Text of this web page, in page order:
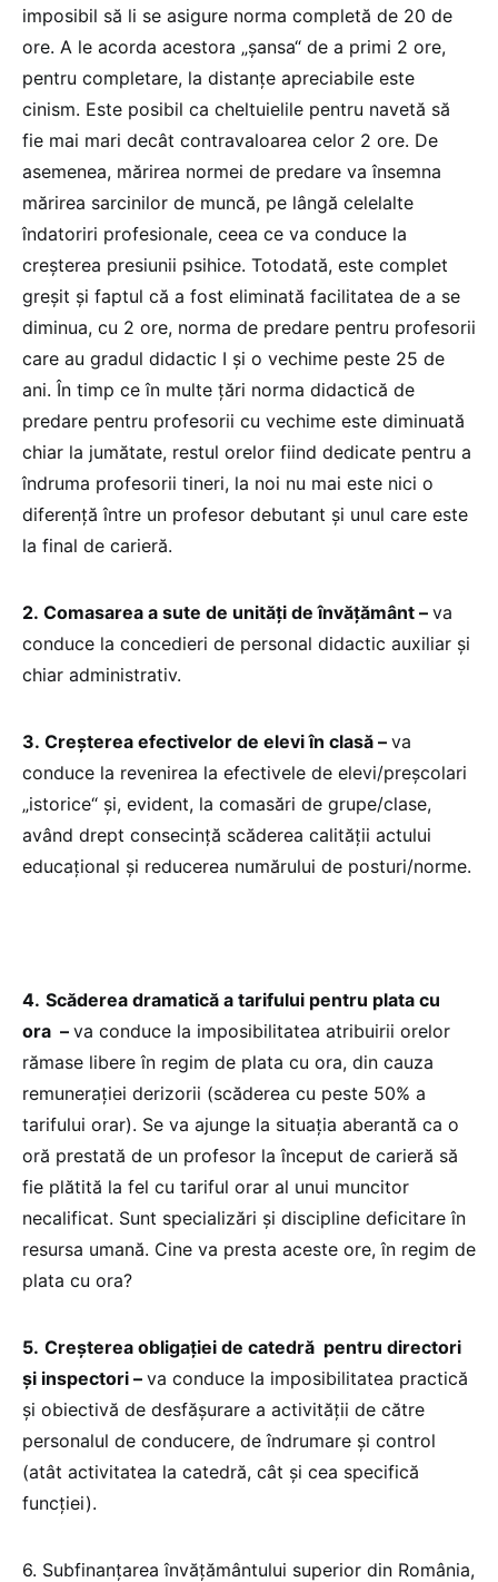
imposibil să li se asigure norma completă de 20 de
ore. A le acorda acestora „șansa“ de a primi 2 ore,
pentru completare, la distanțe apreciabile este
cinism. Este posibil ca cheltuielile pentru navetă să
fie mai mari decât contravaloarea celor 2 ore. De
asemenea, mărirea normei de predare va însemna
mărirea sarcinilor de muncă, pe lângă celelalte
îndatoriri profesionale, ceea ce va conduce la
creșterea presiunii psihice. Totodată, este complet
greșit și faptul că a fost eliminată facilitatea de a se
diminua, cu 2 ore, norma de predare pentru profesorii
care au gradul didactic I și o vechime peste 25 de
ani. În timp ce în multe țări norma didactică de
predare pentru profesorii cu vechime este diminuată
chiar la jumătate, restul orelor fiind dedicate pentru a
îndruma profesorii tineri, la noi nu mai este nici o
diferență între un profesor debutant și unul care este
la final de carieră.
2. Comasarea a sute de unități de învățământ – va
conduce la concedieri de personal didactic auxiliar și
chiar administrativ.
3. Creșterea efectivelor de elevi în clasă – va
conduce la revenirea la efectivele de elevi/preșcolari
„istorice“ și, evident, la comasări de grupe/clase,
având drept consecință scăderea calității actului
educațional și reducerea numărului de posturi/norme.
4. Scăderea dramatică a tarifului pentru plata cu
ora – va conduce la imposibilitatea atribuirii orelor
rămase libere în regim de plata cu ora, din cauza
remunerației derizorii (scăderea cu peste 50% a
tarifului orar). Se va ajunge la situația aberantă ca o
oră prestată de un profesor la început de carieră să
fie plătită la fel cu tariful orar al unui muncitor
necalificat. Sunt specializări și discipline deficitare în
resursa umană. Cine va presta aceste ore, în regim de
plata cu ora?
5. Creșterea obligației de catedră pentru directori
și inspectori – va conduce la imposibilitatea practică
și obiectivă de desfășurare a activității de către
personalul de conducere, de îndrumare și control
(atât activitatea la catedră, cât și cea specifică
funcției).
6. Subfinanțarea învățământului superior din România,